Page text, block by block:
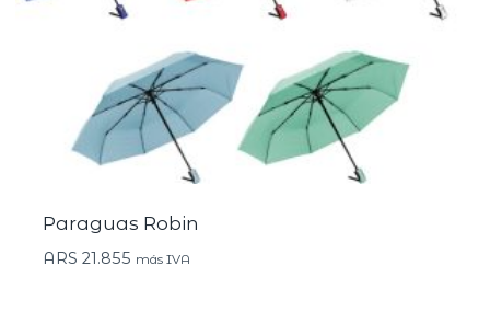
Paraguas Robin
ARS 21.855 más IVA